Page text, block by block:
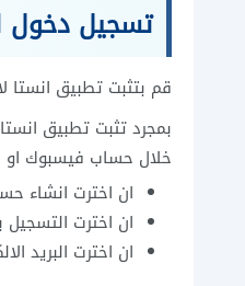
تسجيل دخول
قم بتثبت تطبيق انستا
بمجرد تثبت تطبيق
خلال حساب فيسبوك او
ان اخترت انشاء
ان اخترت
ان اخترت البريد